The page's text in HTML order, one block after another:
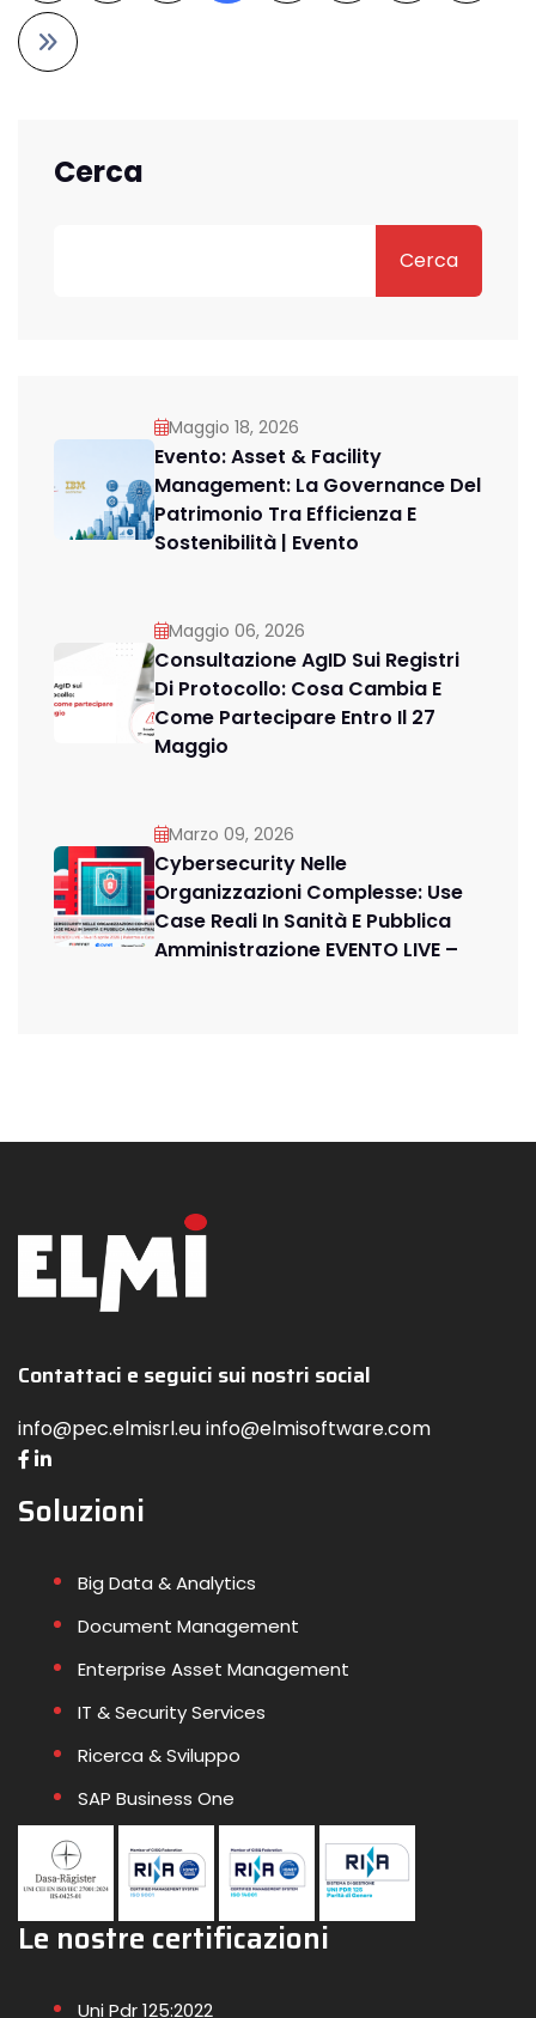
Cerca
Cerca
Maggio 18, 2026
Evento: Asset & Facility
Management: La Governance Del
Patrimonio Tra Efficienza E
Sostenibilità | Evento
Maggio 06, 2026
Consultazione AgID Sui Registri
Di Protocollo: Cosa Cambia E
Come Partecipare Entro Il 27
Maggio
Marzo 09, 2026
Cybersecurity Nelle
Organizzazioni Complesse: Use
Case Reali In Sanità E Pubblica
Amministrazione EVENTO LIVE –
Contattaci e seguici sui nostri social
info@pec.elmisrl.eu info@elmisoftware.com
Soluzioni
Big Data & Analytics
Document Management
Enterprise Asset Management
IT & Security Services
Ricerca & Sviluppo
SAP Business One
Le nostre certificazioni
Uni Pdr 125:2022